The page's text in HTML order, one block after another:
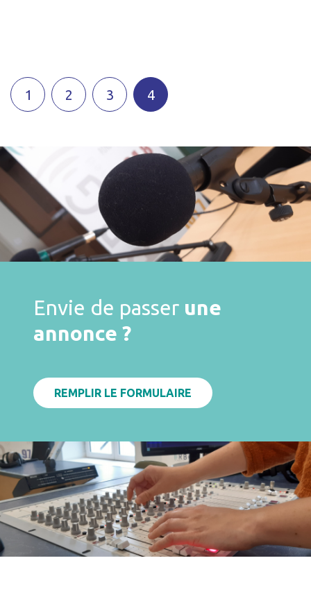
1 2 3 4
Envie de passer une
annonce ?
REMPLIR LE FORMULAIRE